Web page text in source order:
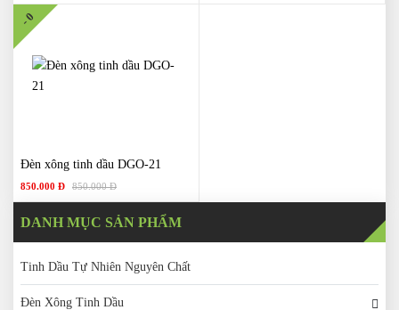
Đèn xông tinh dầu DGO-21
850.000 Đ 850.000 Đ
- 0
DANH MỤC SẢN PHẨM
Tinh Dầu Tự Nhiên Nguyên Chất
Đèn Xông Tinh Dầu